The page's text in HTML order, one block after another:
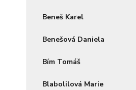
Beneš Karel
Benešová Daniela
Bím Tomáš
Blabolilová Marie